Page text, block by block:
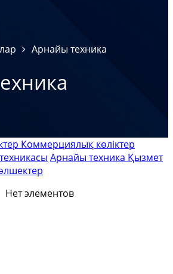
Арнайы техника
Коммерциялық көліктер
Арнайы техника Қызмет
Нет элементов